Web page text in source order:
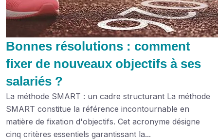
Bonnes résolutions : comment
fixer de nouveaux objectifs à ses
salariés ?
La méthode SMART : un cadre structurant La méthode
SMART constitue la référence incontournable en
matière de fixation d'objectifs. Cet acronyme désigne
cinq critères essentiels garantissant la...